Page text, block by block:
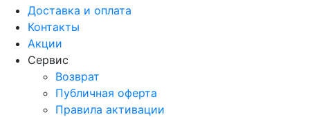
Доставка и оплата
Контакты
Акции
Сервис
Возврат
Публичная оферта
Правила активации